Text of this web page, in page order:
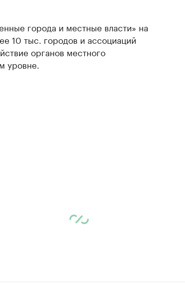
города и местные власти» на
10 тыс. городов и ассоциаций
органов местного
уровне.